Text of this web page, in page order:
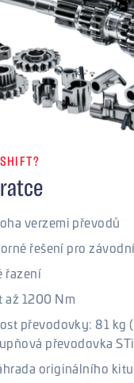
verzemi převodů
řešení pro
řazení
až 1200 Nm
převodovky: 81 kg
převodovka
originálního kitu